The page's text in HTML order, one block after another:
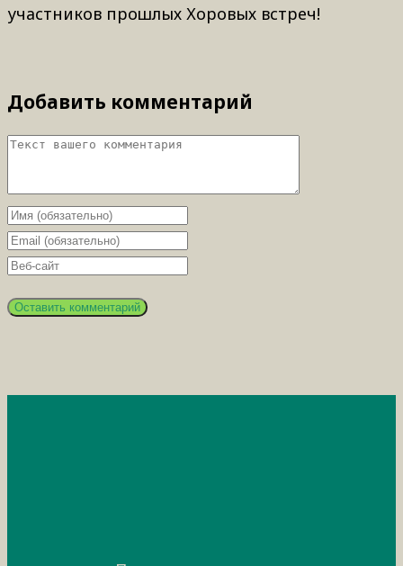
участников прошлых Хоровых встреч!
Добавить комментарий